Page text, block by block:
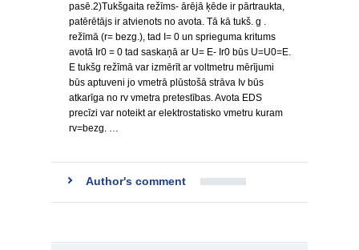
pasē.2)Tukšgaita režīms- ārējā ķēde ir pārtraukta,
patērētājs ir atvienots no avota. Tā kā tukš. g .
režīmā (r= bezg.), tad I= 0 un sprieguma kritums
avotā Ir0 = 0 tad saskaņā ar U= E- Ir0 būs U=U0=E.
E tukšg režīmā var izmērīt ar voltmetru mērījumi
būs aptuveni jo vmetrā plūstošā strāva Iv būs
atkarīga no rv vmetra pretestības. Avota EDS
precīzi var noteikt ar elektrostatisko vmetru kuram
rv=bezg. …
Author's comment